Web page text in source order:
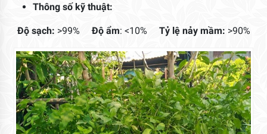
Thông số kỹ thuật:
Độ sạch: >99%Độ ẩm: <10% Tỷ lệ nảy mầm: >90%